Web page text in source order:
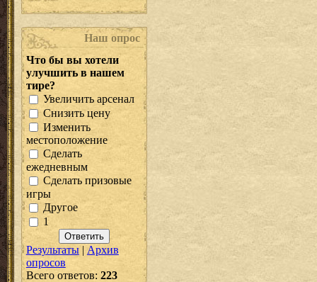
Наш опрос
Что бы вы хотели
улучшить в нашем
тире?
Увеличить арсенал
Снизить цену
Изменить
местоположение
Сделать
ежедневным
Сделать призовые
игры
Другое
1
Результаты| Архив
опросов
Всего ответов: 223